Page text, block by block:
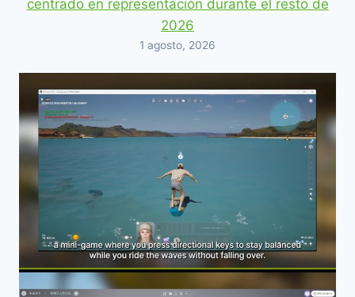
centrado en representación durante el resto de
2026
1 agosto, 2026